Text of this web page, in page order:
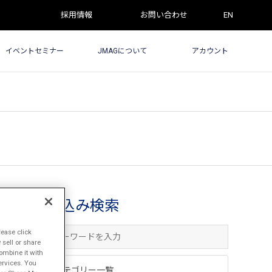
採用情報 お問い合わせ EN
イベントセミナー JMAGについて アカウント
絞込み検索
click
sell or share
it with
You